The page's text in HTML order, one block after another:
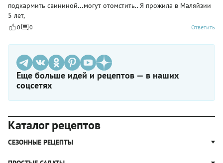
подкармить свининой...могут отомстить.. Я прожила в Маляйзии
5 лет,
0 0 Ответить
Еще больше идей и рецептов — в наших
соцсетях
Каталог рецептов
СЕЗОННЫЕ РЕЦЕПТЫ
Рецепты из капусты